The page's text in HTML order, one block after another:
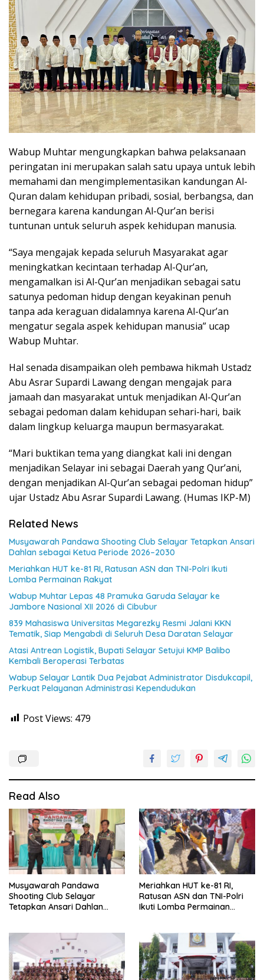
Wabup Muhtar mengungkapkan bahwa pelaksanaan
peringatan ini merupakan salah satu upaya untuk lebih
memahami dan mengimplementasikan kandungan Al-
Quran dalam kehidupan pribadi, sosial, berbangsa, dan
bernegara karena kandungan Al-Qur’an berisi
tuntunan untuk seluruh aspek kehidupan manusia.
“Saya mengajak kepada seluruh Masyarakat agar
meningkatkan kecintaan terhadap Al-Qur’an,
mengamalkan isi Al-Qur’an menjadikan sebagai satu
satunya pedoman hidup dengan keyakinan penuh
tanpa ada keraguan didalamnya karena Al-Qur’an
mengatur segala aspek kehidupan manusia” ucap
Wabup Muhtar.
Hal senada disampaikan oleh pembawa hikmah Ustadz
Abu Asrar Supardi Lawang dengan mengajak para
jamaah dan masyarakat untuk menjadikan Al-Qur’an
sebagai pedoman dalam kehidupan sehari-hari, baik
dalam lingkup keluarga maupun bermasyarakat.
“Mari buktikan tema yang diangkat kali ini dengan
menjadikan Selayar ini sebagai Daerah yang Qur’ani,
dengan menjadikan Al-Qur’an sebagai pedoman hidup”
ujar Ustadz Abu Asrar Supardi Lawang. (Humas IKP-M)
Related News
Musyawarah Pandawa Shooting Club Selayar Tetapkan Ansari
Dahlan sebagai Ketua Periode 2026–2030
Meriahkan HUT ke-81 RI, Ratusan ASN dan TNI-Polri Ikuti
Lomba Permainan Rakyat
Wabup Muhtar Lepas 48 Pramuka Garuda Selayar ke
Jambore Nasional XII 2026 di Cibubur
839 Mahasiswa Universitas Megarezky Resmi Jalani KKN
Tematik, Siap Mengabdi di Seluruh Desa Daratan Selayar
Atasi Antrean Logistik, Bupati Selayar Setujui KMP Balibo
Kembali Beroperasi Terbatas
Wabup Selayar Lantik Dua Pejabat Administrator Disdukcapil,
Perkuat Pelayanan Administrasi Kependudukan
Post Views: 479
Read Also
Musyawarah Pandawa
Shooting Club Selayar
Tetapkan Ansari Dahlan
Meriahkan HUT ke-81 RI,
Ratusan ASN dan TNI-Polri
Ikuti Lomba Permainan